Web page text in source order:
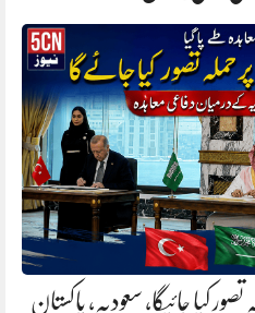
کیا جائیگا، سعودیہ، پاکستان